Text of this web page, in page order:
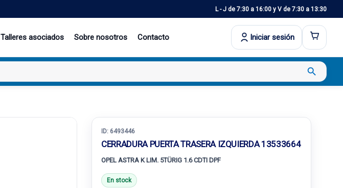
L - J de 7:30 a 16:00 y V de 7:30 a 13:30
Talleres asociados Sobre nosotros Contacto Iniciar sesión
search
ID: 6493446
CERRADURA PUERTA TRASERA IZQUIERDA 13533664
OPEL ASTRA K LIM. 5TÜRIG 1.6 CDTI DPF
En stock